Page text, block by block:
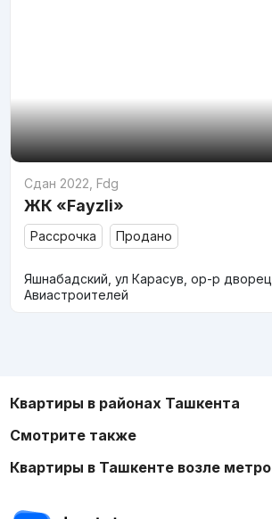
Сдан 2022 Fdg
ЖК «Fayzli»
Рассрочка Продано
Яшнабадский, ул Карасув, ор-р дворец
Авиастроителей
Квартиры в районах Ташкента
Смотрите также
Квартиры в Ташкенте возле метро